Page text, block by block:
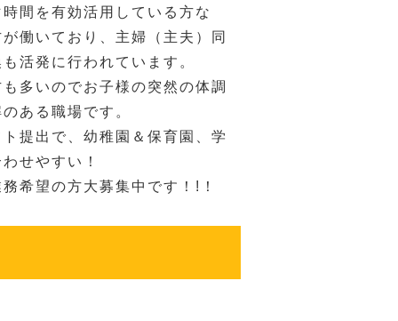
間を有効活用している方な
働いており、主婦（主夫）同
活発に行われています。
多いのでお子様の突然の体調
ある職場です。
提出で、幼稚園＆保育園、学
せやすい！
希望の方大募集中です！!！